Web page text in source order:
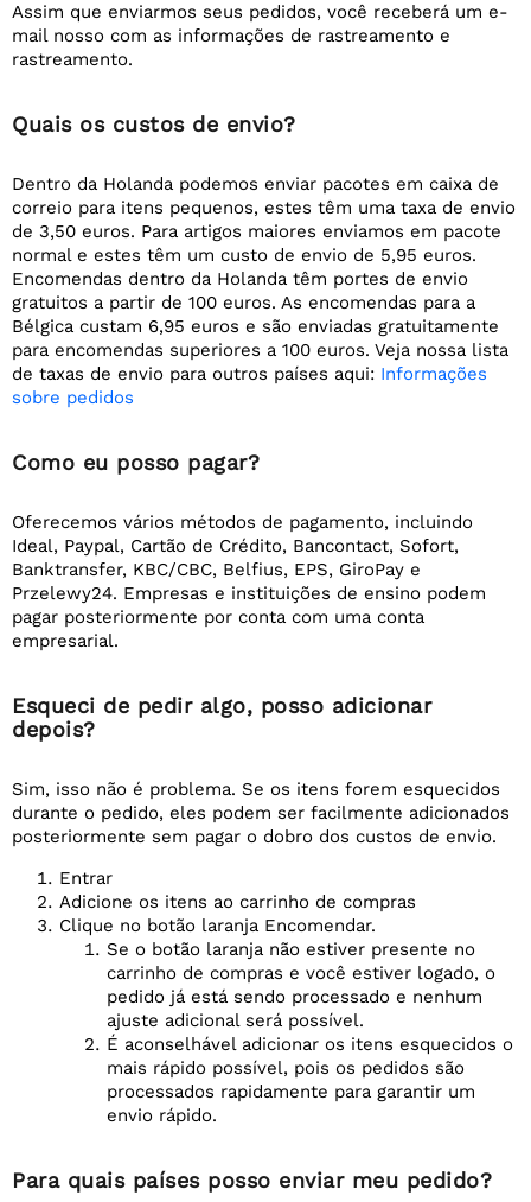
Assim que enviarmos seus pedidos, você receberá um e-
mail nosso com as informações de rastreamento e
rastreamento.
Quais os custos de envio?
Dentro da Holanda podemos enviar pacotes em caixa de
correio para itens pequenos, estes têm uma taxa de envio
de 3,50 euros. Para artigos maiores enviamos em pacote
normal e estes têm um custo de envio de 5,95 euros.
Encomendas dentro da Holanda têm portes de envio
gratuitos a partir de 100 euros. As encomendas para a
Bélgica custam 6,95 euros e são enviadas gratuitamente
para encomendas superiores a 100 euros. Veja nossa lista
de taxas de envio para outros países aqui: Informações
sobre pedidos
Como eu posso pagar?
Oferecemos vários métodos de pagamento, incluindo
Ideal, Paypal, Cartão de Crédito, Bancontact, Sofort,
Banktransfer, KBC/CBC, Belfius, EPS, GiroPay e
Przelewy24. Empresas e instituições de ensino podem
pagar posteriormente por conta com uma conta
empresarial.
Esqueci de pedir algo, posso adicionar
depois?
Sim, isso não é problema. Se os itens forem esquecidos
durante o pedido, eles podem ser facilmente adicionados
posteriormente sem pagar o dobro dos custos de envio.
Entrar
Adicione os itens ao carrinho de compras
Clique no botão laranja Encomendar.
Se o botão laranja não estiver presente no
carrinho de compras e você estiver logado, o
pedido já está sendo processado e nenhum
ajuste adicional será possível.
É aconselhável adicionar os itens esquecidos o
mais rápido possível, pois os pedidos são
processados rapidamente para garantir um
envio rápido.
Para quais países posso enviar meu pedido?